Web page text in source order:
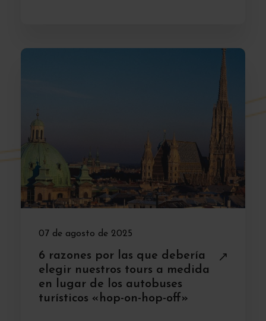
07 de agosto de 2025
6 razones por las que debería
elegir nuestros tours a medida
en lugar de los autobuses
turísticos «hop-on-hop-off»